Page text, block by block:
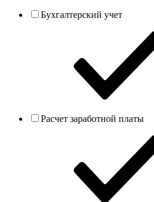
Бухгалтерский учет
Расчет заработной платы